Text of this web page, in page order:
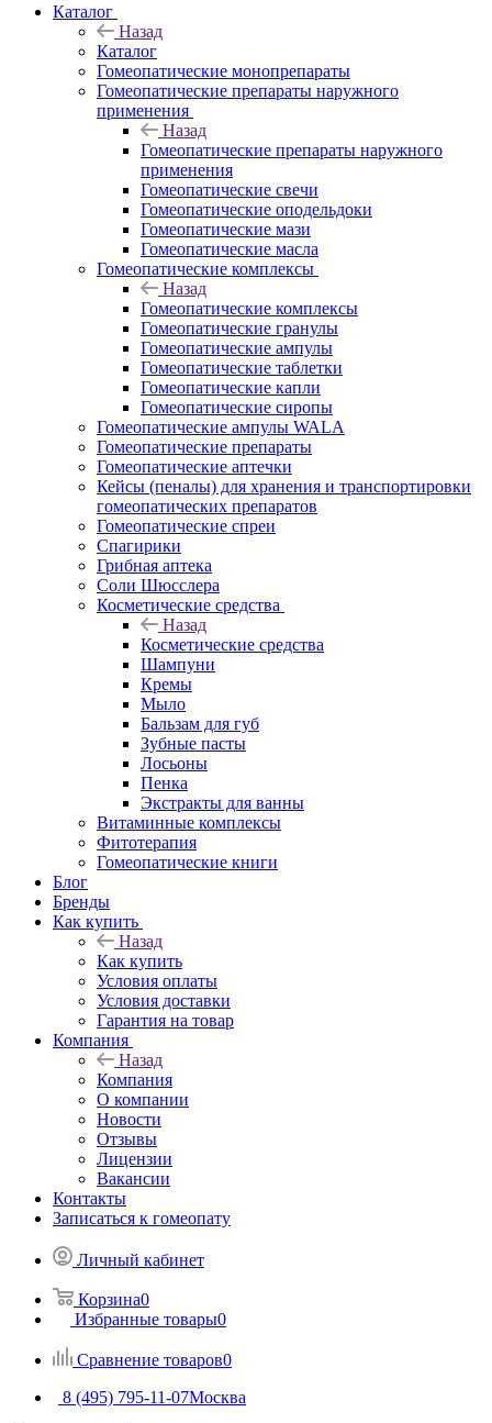
Каталог
Назад
Каталог
Гомеопатические монопрепараты
Гомеопатические препараты наружного
применения
Назад
Гомеопатические препараты наружного
применения
Гомеопатические свечи
Гомеопатические оподельдоки
Гомеопатические мази
Гомеопатические масла
Гомеопатические комплексы
Назад
Гомеопатические комплексы
Гомеопатические гранулы
Гомеопатические ампулы
Гомеопатические таблетки
Гомеопатические капли
Гомеопатические сиропы
Гомеопатические ампулы WALA
Гомеопатические препараты
Гомеопатические аптечки
Кейсы (пеналы) для хранения и транспортировки
гомеопатических препаратов
Гомеопатические спреи
Спагирики
Грибная аптека
Соли Шюсслера
Косметические средства
Назад
Косметические средства
Шампуни
Кремы
Мыло
Бальзам для губ
Зубные пасты
Лосьоны
Пенка
Экстракты для ванны
Витаминные комплексы
Фитотерапия
Гомеопатические книги
Блог
Бренды
Как купить
Назад
Как купить
Условия оплаты
Условия доставки
Гарантия на товар
Компания
Назад
Компания
О компании
Новости
Отзывы
Лицензии
Вакансии
Контакты
Записаться к гомеопату
Личный кабинет
Корзина0
Избранные товары0
Сравнение товаров0
8 (495) 795-11-07Москва